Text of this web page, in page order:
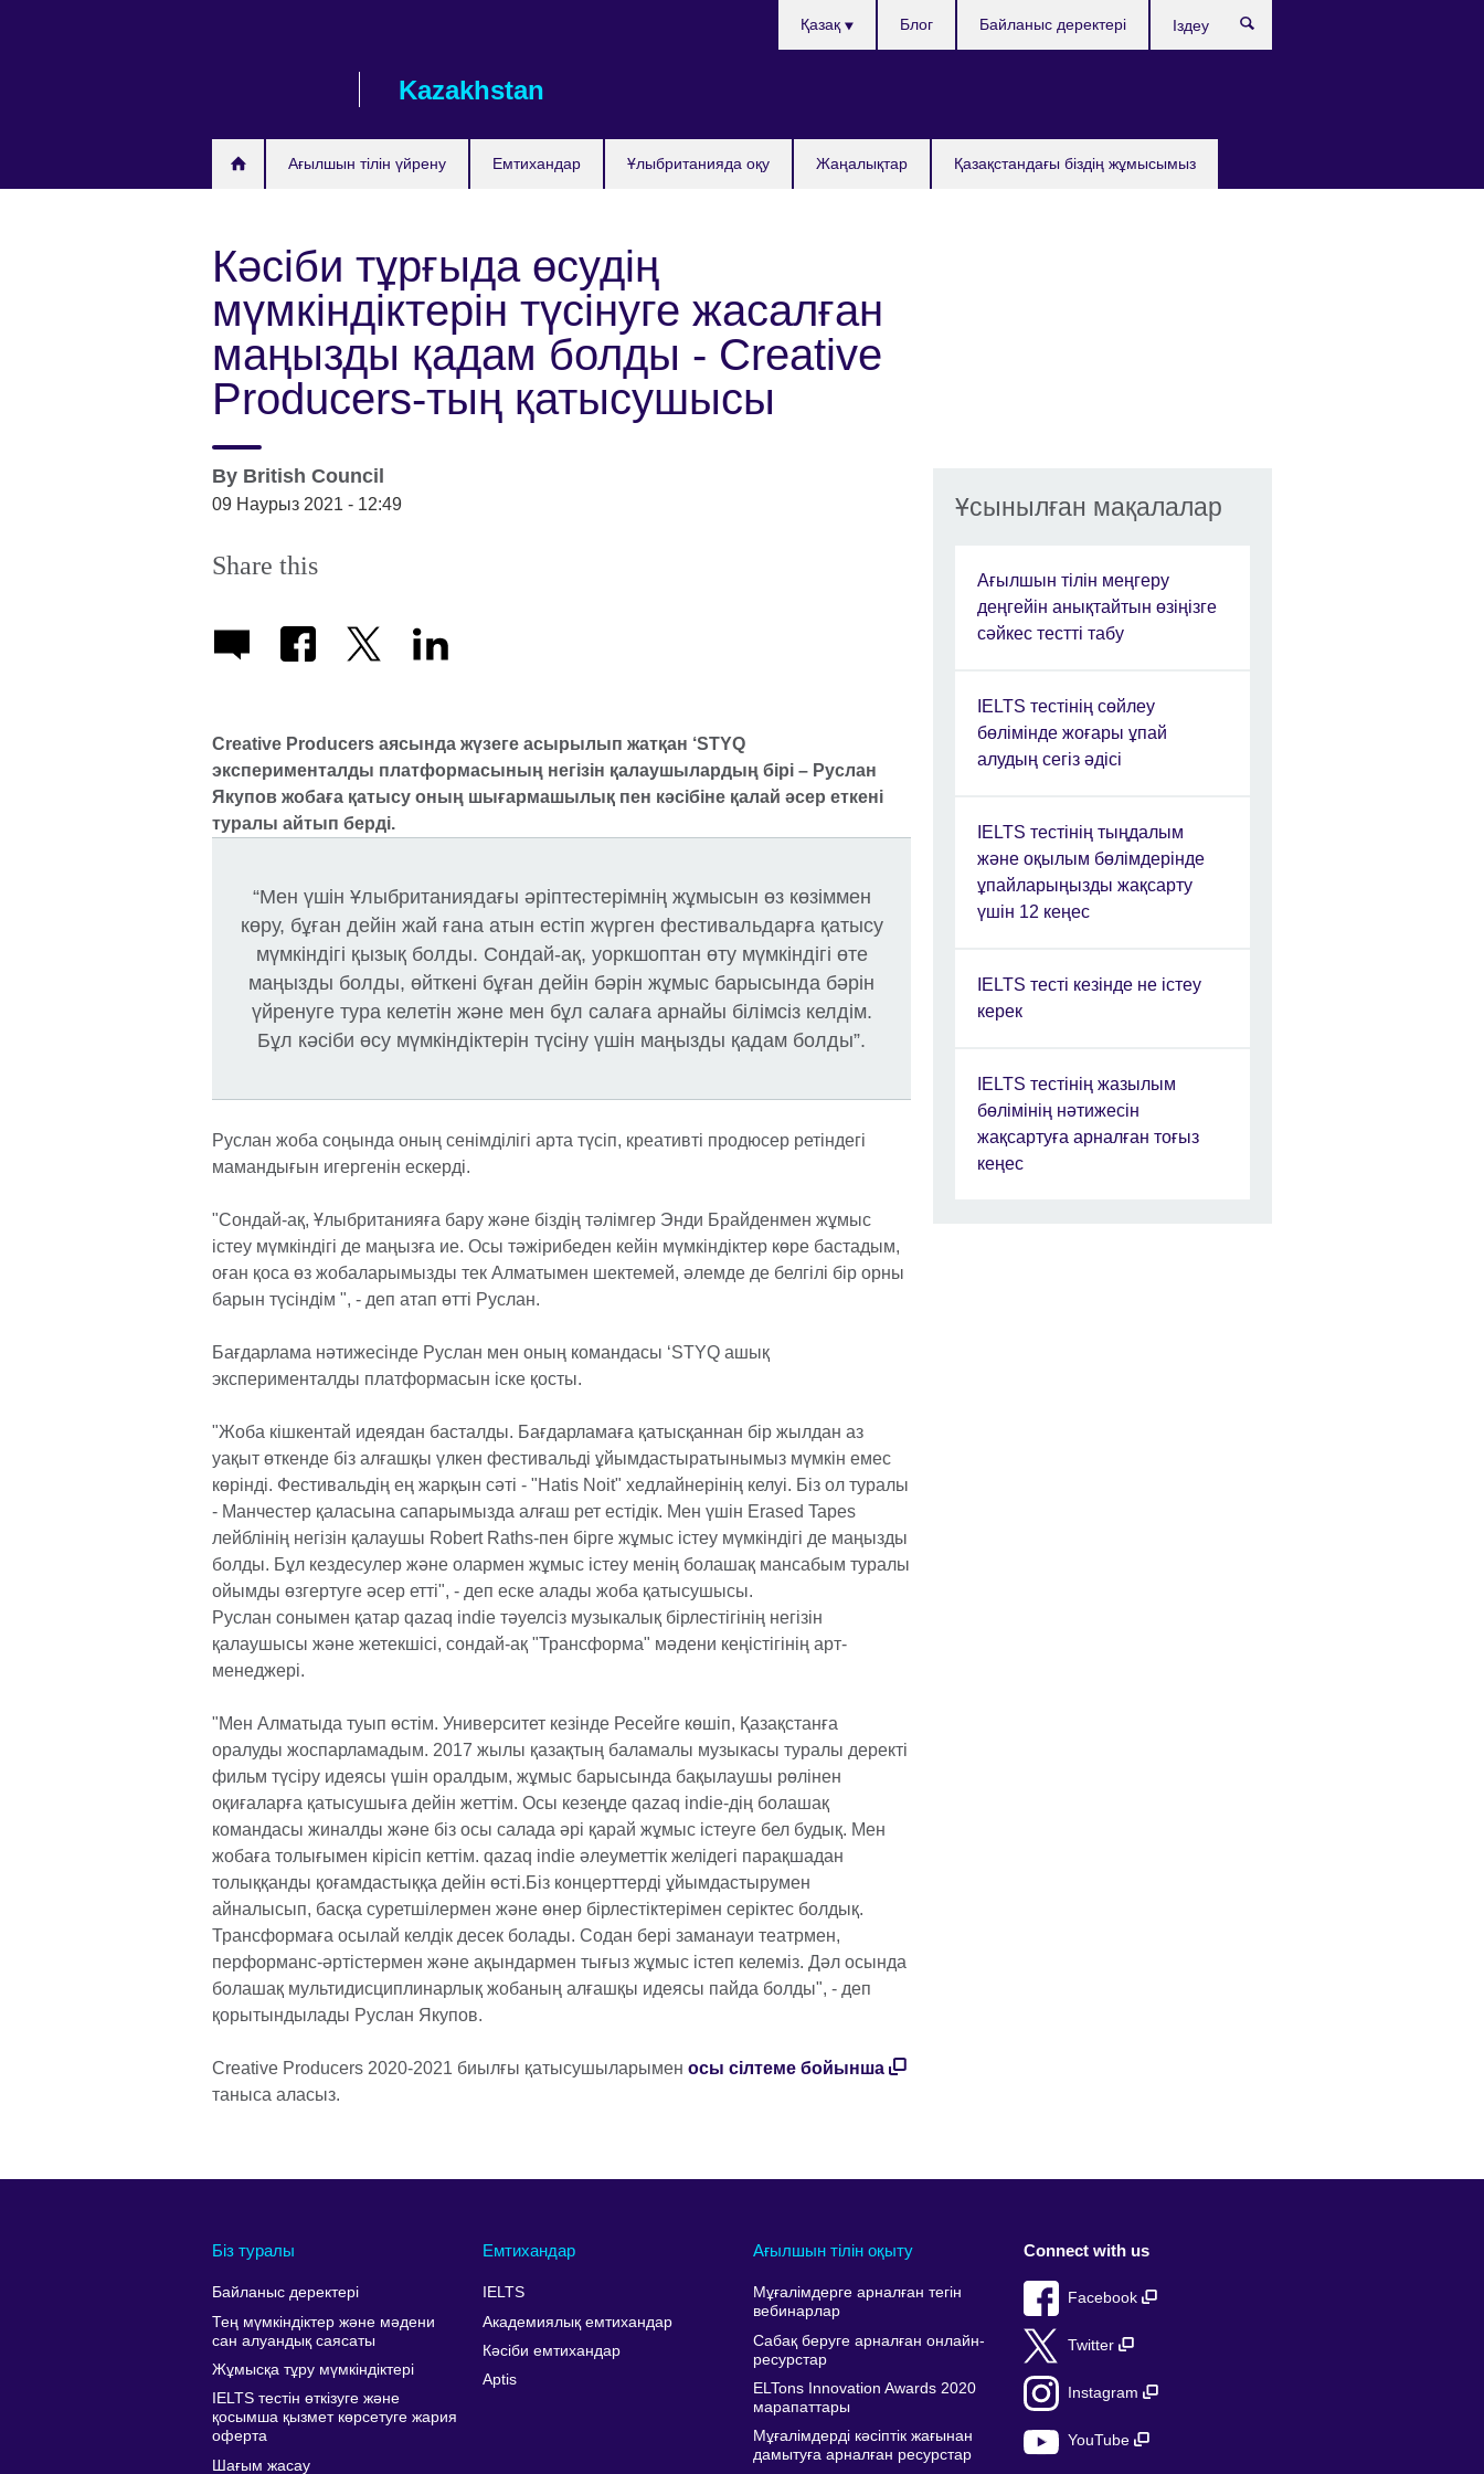
Kazakhstan
Ағылшын тілін үйрену Емтихандар Ұлыбританияда оқу Жаңалықтар Қазақстандағы бiздiң жұмысымыз
таңдаңыз
Қазақ Блог Байланыс деректері
Кәсіби тұрғыда өсудің
мүмкіндіктерін түсінуге жасалған
маңызды қадам болды - Creative
Producers-тың қатысушысы
By British Council
09 Наурыз 2021 - 12:49
Share this
Creative Producers аясында жүзеге асырылып жатқан ‘STYQ
эксперименталды платформасының негізін қалаушылардың бірі – Руслан
Якупов жобаға қатысу оның шығармашылық пен кәсібіне қалай әсер еткені
туралы айтып берді.
“Мен үшін Ұлыбританиядағы әріптестерімнің жұмысын өз көзіммен
көру, бұған дейін жай ғана атын естіп жүрген фестивальдарға қатысу
мүмкіндігі қызық болды. Сондай-ақ, уоркшоптан өту мүмкіндігі өте
маңызды болды, өйткені бұған дейін бәрін жұмыс барысында бәрін
үйренуге тура келетін және мен бұл салаға арнайы білімсіз келдім.
Бұл кәсіби өсу мүмкіндіктерін түсіну үшін маңызды қадам болды”.
Руслан жоба соңында оның сенімділігі арта түсіп, креативті продюсер ретіндегі
мамандығын игергенін ескерді.
"Сондай-ақ, Ұлыбританияға бару және біздің тәлімгер Энди Брайденмен жұмыс
істеу мүмкіндігі де маңызға ие. Осы тәжірибеден кейін мүмкіндіктер көре бастадым,
оған қоса өз жобаларымызды тек Алматымен шектемей, әлемде де белгілі бір орны
барын түсіндім ", - деп атап өтті Руслан.
Бағдарлама нәтижесінде Руслан мен оның командасы ‘STYQ ашық
эксперименталды платформасын іске қосты.
"Жоба кішкентай идеядан басталды. Бағдарламаға қатысқаннан бір жылдан аз
уақыт өткенде біз алғашқы үлкен фестивальді ұйымдастыратынымыз мүмкін емес
көрінді. Фестивальдің ең жарқын сәті - "Hatis Noit" хедлайнерінің келуі. Біз ол туралы
- Манчестер қаласына сапарымызда алғаш рет естідік. Мен үшін Erased Tapes
лейблінің негізін қалаушы Robert Raths-пен бірге жұмыс істеу мүмкіндігі де маңызды
болды. Бұл кездесулер және олармен жұмыс істеу менің болашақ мансабым туралы
ойымды өзгертуге әсер етті", - деп еске алады жоба қатысушысы.
Руслан сонымен қатар qazaq indie тәуелсіз музыкалық бірлестігінің негізін
қалаушысы және жетекшісі, сондай-ақ "Трансформа" мәдени кеңістігінің арт-
менеджері.
"Мен Алматыда туып өстім. Университет кезінде Ресейге көшіп, Қазақстанға
оралуды жоспарламадым. 2017 жылы қазақтың баламалы музыкасы туралы деректі
фильм түсіру идеясы үшін оралдым, жұмыс барысында бақылаушы рөлінен
оқиғаларға қатысушыға дейін жеттім. Осы кезеңде qazaq indie-дің болашақ
командасы жиналды және біз осы салада әрі қарай жұмыс істеуге бел будық. Мен
жобаға толығымен кірісіп кеттім. qazaq indie әлеуметтік желідегі парақшадан
толыққанды қоғамдастыққа дейін өсті.Біз концерттерді ұйымдастырумен
айналысып, басқа суретшілермен және өнер бірлестіктерімен серіктес болдық.
Трансформаға осылай келдік десек болады. Содан бері заманауи театрмен,
перформанс-әртістермен және ақындармен тығыз жұмыс істеп келеміз. Дәл осында
болашақ мультидисциплинарлық жобаның алғашқы идеясы пайда болды", - деп
қорытындылады Руслан Якупов.
Creative Producers 2020-2021 биылғы қатысушыларымен осы сілтеме бойынша
таныса аласыз.
Ұсынылған мақалалар
Ағылшын тілін меңгеру
деңгейін анықтайтын өзіңізге
сәйкес тестті табу
IELTS тестінің сөйлеу
бөлімінде жоғары ұпай
алудың сегіз әдісі
IELTS тестінің тыңдалым
және оқылым бөлімдерінде
ұпайларыңызды жақсарту
үшін 12 кеңес
IELTS тесті кезінде не істеу
керек
IELTS тестінің жазылым
бөлімінің нәтижесін
жақсартуға арналған тоғыз
кеңес
Біз туралы
Байланыс деректері
Тең мүмкіндіктер және мәдени
сан алуандық саясаты
Жұмысқа тұру мүмкіндіктері
IELTS тестін өткізуге және
қосымша қызмет көрсетуге жария
оферта
Шағым жасау
Емтихандар
IELTS
Академиялық емтихандар
Кәсіби емтихандар
Aptis
Ағылшын тілін оқыту
Мұғалімдерге арналған тегін
вебинарлар
Сабақ беруге арналған онлайн-
ресурстар
ELTons Innovation Awards 2020
марапаттары
Мұғалімдерді кәсіптік жағынан
дамытуға арналған ресурстар
Connect with us
Facebook
Twitter
Instagram
YouTube